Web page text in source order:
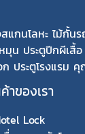
แกนโลหะ ไม้กั้น
มุน ประตูปีกผีเสื้
ก ประตูโรงแรม
าของเรา
Lock